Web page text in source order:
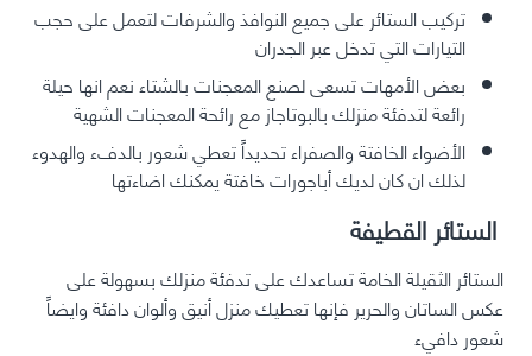
تركيب الستائر على جميع النوافذ والشرفات لتعمل على حجب
التيارات التي تدخل عبر الجدران
بعض الأمهات تسعى لصنع المعجنات بالشتاء نعم انها حيلة
رائعة لتدفئة منزلك بالبوتاجاز مع رائحة المعجنات الشهية
الأضواء الخافتة والصفراء تحديداً تعطي شعور بالدفء والهدوء
لذلك ان كان لديك أباجورات خافتة يمكنك اضاءتها
الستائر القطيفة
الستائر الثقيلة الخامة تساعدك على تدفئة منزلك بسهولة على
عكس الساتان والحرير فإنها تعطيك منزل أنيق وألوان دافئة وايضاً
شعور دافيء